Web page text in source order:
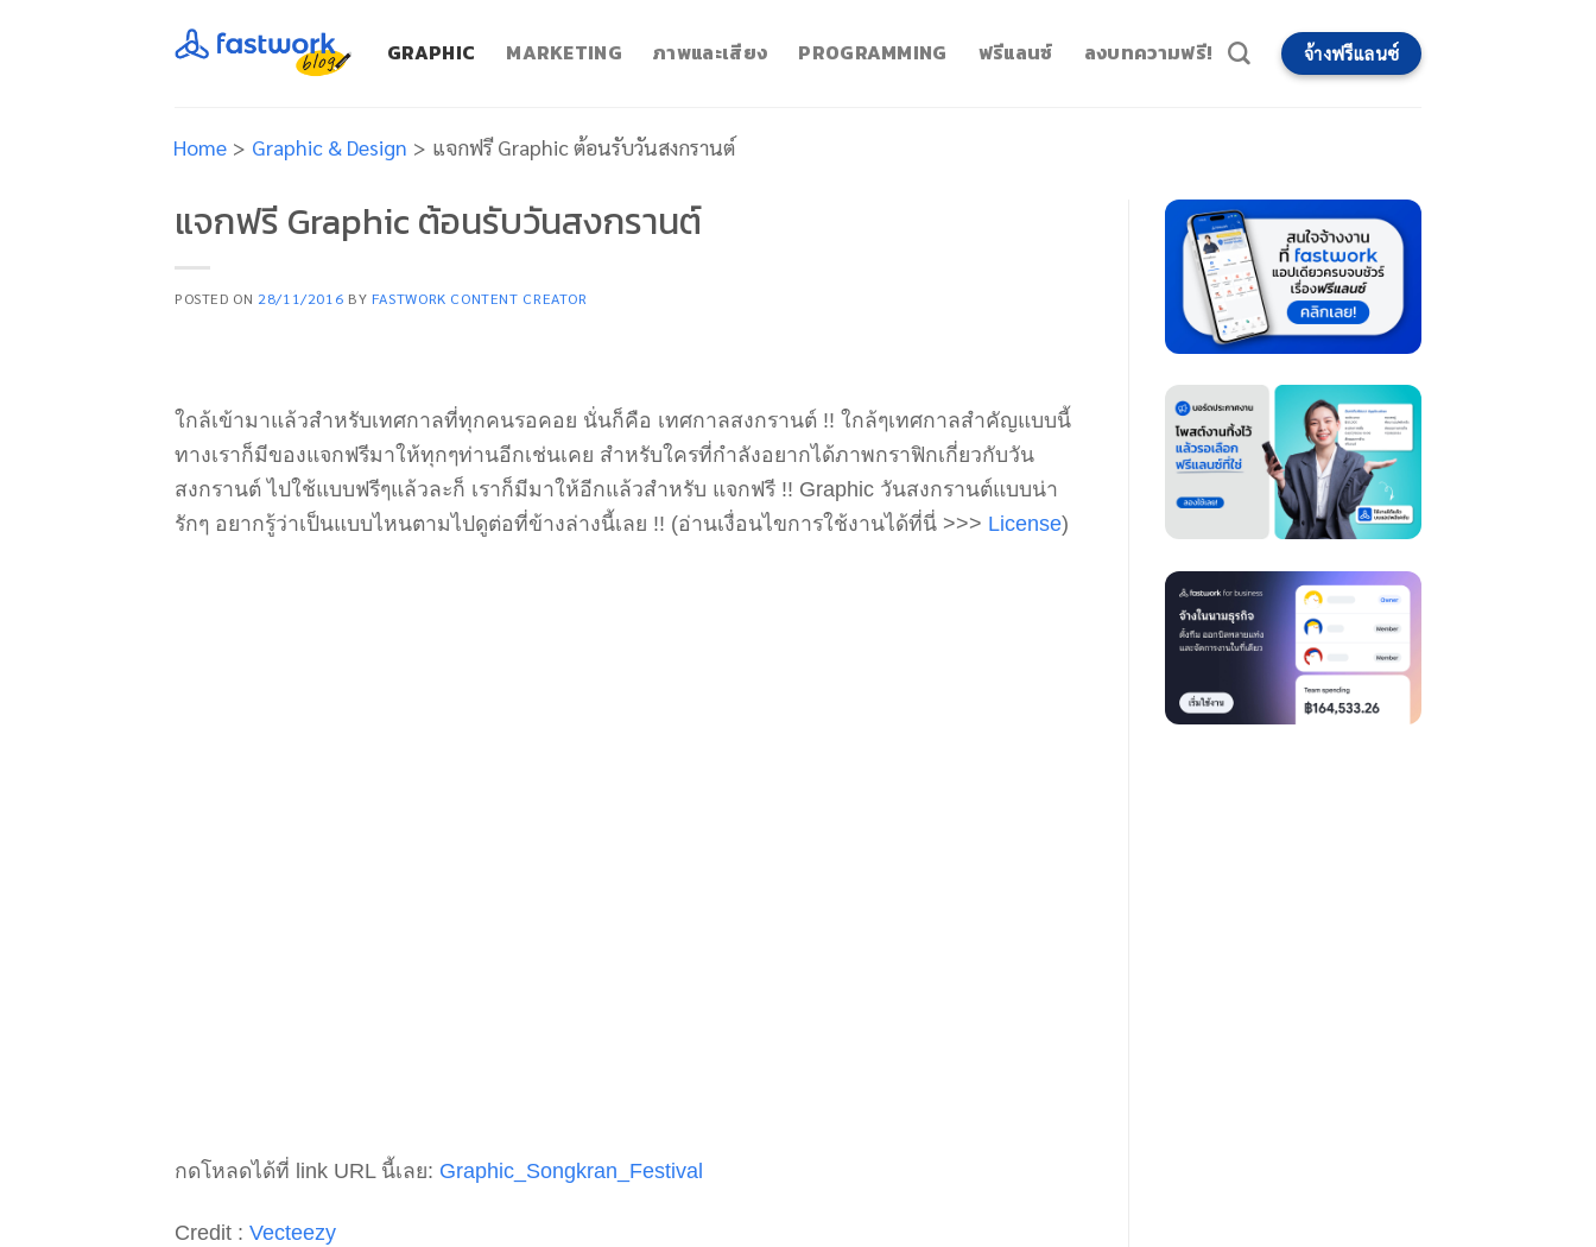
GRAPHIC MARKETING ภาพและเสียง PROGRAMMING ฟรีแลนซ์ ลงบทความฟรี! จ้างฟรีแลนซ์
Home > Graphic & Design > แจกฟรี Graphic ต้อนรับวันสงกรานต์
แจกฟรี Graphic ต้อนรับวันสงกรานต์
POSTED ON 28/11/2016 BY FASTWORK CONTENT CREATOR
ใกล้เข้ามาแล้วสำหรับเทศกาลที่ทุกคนรอคอย นั่นก็คือ เทศกาลสงกรานต์ !! ใกล้ๆเทศกาลสำคัญแบบนี้
ทางเราก็มีของแจกฟรีมาให้ทุกๆท่านอีกเช่นเคย สำหรับใครที่กำลังอยากได้ภาพกราฟิกเกี่ยวกับวัน
สงกรานต์ ไปใช้แบบฟรีๆแล้วละก็ เราก็มีมาให้อีกแล้วสำหรับ แจกฟรี !! Graphic วันสงกรานต์แบบน่า
รักๆ อยากรู้ว่าเป็นแบบไหนตามไปดูต่อที่ข้างล่างนี้เลย !! (อ่านเงื่อนไขการใช้งานได้ที่นี่ >>> License)
กดโหลดได้ที่ link URL นี้เลย: Graphic_Songkran_Festival
Credit : Vecteezy